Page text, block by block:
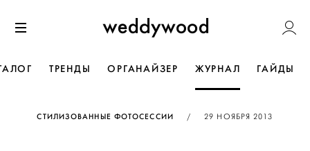
к содержанию
Weddywood
ТРЕНДЫ ОРГАНАЙЗЕР ЖУРНАЛ ГАЙДЫ
СТИЛИЗОВАННЫЕ ФОТОСЕССИИ / ОПУБЛИКОВАНО
29 НОЯБРЯ 2013